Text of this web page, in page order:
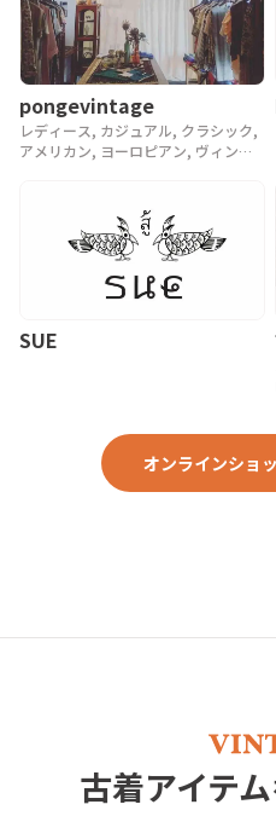
pongevintage
レディース, カジュアル, クラシック,
アメリカン, ヨーロピアン, ヴィンテ
SUE
オンラインショ
古着アイテム